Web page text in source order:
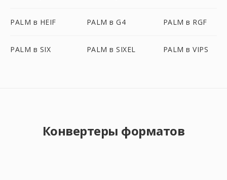
PALM в HEIF PALM в G4 PALM в RGF
PALM в SIX PALM в SIXEL PALM в VIPS
Конвертеры форматов